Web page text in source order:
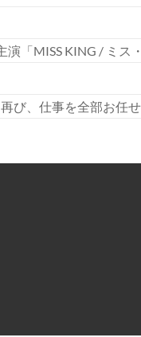
「MISS KING / ミス
び、仕事を全部お任